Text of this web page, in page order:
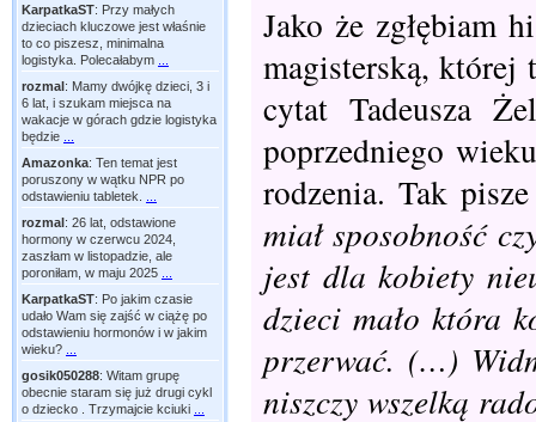
KarpatkaST: Przy małych
dzieciach kluczowe jest właśnie
to co piszesz, minimalna
logistyka. Polecałabym
rozmal: Mamy dwójkę dzieci, 3 i
6 lat, i szukam miejsca na
wakacje w górach gdzie logistyka
będzie
Amazonka: Ten temat jest
poruszony w wątku NPR po
odstawieniu tabletek.
rozmal: 26 lat, odstawione
hormony w czerwcu 2024,
zaszłam w listopadzie, ale
poroniłam, w maju 2025
KarpatkaST: Po jakim czasie
udało Wam się zajść w ciążę po
odstawieniu hormonów i w jakim
wieku?
gosik050288: Witam grupę
obecnie staram się już drugi cykl
o dziecko . Trzymajcie kciuki
Jako że zgłębiam
magisterską, której
cytat Tadeusza
poprzedniego
rodzenia. Tak
miał sposobność
jest dla kobiety
dzieci mało która
przerwać. (…)
niszczy wszelką